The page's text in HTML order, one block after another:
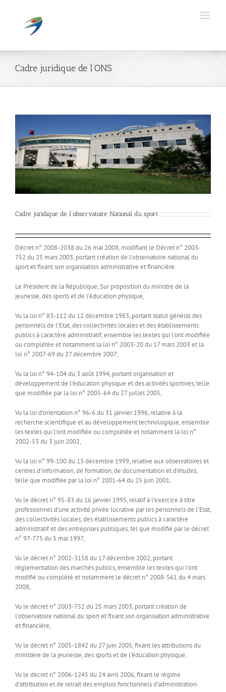
Cadre juridique de l’ONS
Cadre juridique de l’observatoire National du sport
Décret n° 2008-2038 du 26 mai 2008, modifiant le Décret n° 2003-
752 du 25 mars 2003, portant création de l’observatoire national du
sport et fixant son organisation administrative et financière.
Le Président de la République, Sur proposition du ministre de la
jeunesse, des sports et de l’éducation physique,
Vu la loi n° 83-112 du 12 décembre 1983, portant statut général des
personnels de l’Etat, des collectivités locales et des établissements
publics à caractère administratif, ensemble les textes qui l’ont modifiée
ou complétée et notamment la loi n° 2003-20 du 17 mars 2003 et la
loi n° 2007-69 du 27 décembre 2007,
Vu la loi n° 94-104 du 3 août 1994, portant organisation et
développement de l’éducation physique et des activités sportives, telle
que modifiée par la loi n° 2005-64 du 27 juillet 2005,
Vu la loi d’orientation n° 96-6 du 31 janvier 1996, relative à la
recherche scientifique et au développement technologique, ensemble
les textes qui l’ont modifiée ou complétée et notamment la loi n°
2002-53 du 3 juin 2002,
Vu la loi n° 99-100 du 13 décembre 1999, relative aux observatoires et
centres d’information, de formation, de documentation et d’études,
telle que modifiée par la loi n° 2001-64 du 25 juin 2001,
Vu le décret n° 95-83 du 16 janvier 1995, relatif à l’exercice à titre
professionnel d’une activité privée lucrative par les personnels de l’Etat,
des collectivités locales, des établissements publics à caractère
administratif et des entreprises publiques, tel que modifié par le décret
n° 97-775 du 5 mai 1997,
Vu le décret n° 2002-3158 du 17 décembre 2002, portant
réglementation des marchés publics, ensemble les textes qui l’ont
modifié ou complété et notamment le décret n° 2008-561 du 4 mars
2008,
Vu le décret n° 2003-752 du 25 mars 2003, portant création de
l’observatoire national du sport et fixant son organisation administrative
et financière,
Vu le décret n° 2005-1842 du 27 juin 2005, fixant les attributions du
ministère de la jeunesse, des sports et de l’éducation physique,
Vu le décret n° 2006-1245 du 24 avril 2006, fixant le régime
d’attribution et de retrait des emplois fonctionnels d’administration